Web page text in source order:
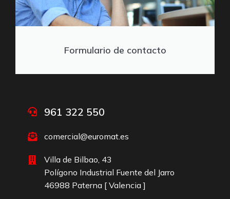
Formulario de contacto
961 322 550
comercial@euromat.es
Villa de Bilbao, 43
Polígono Industrial Fuente del Jarro
46988 Paterna [ Valencia ]